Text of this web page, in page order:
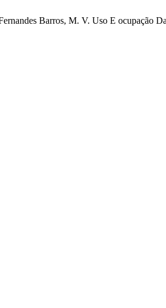
Barros, M. V. Uso E ocupação